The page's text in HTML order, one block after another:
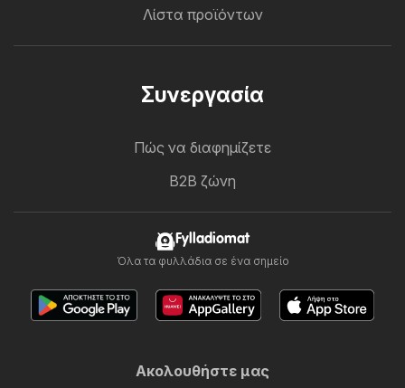
Λίστα προϊόντων
Συνεργασία
Πώς να διαφημίζετε
B2B ζώνη
Fylladiomat
Όλα τα φυλλάδια σε ένα σημείο
Ακολουθήστε μας